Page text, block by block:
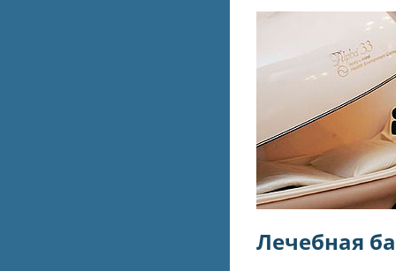
Лечебная